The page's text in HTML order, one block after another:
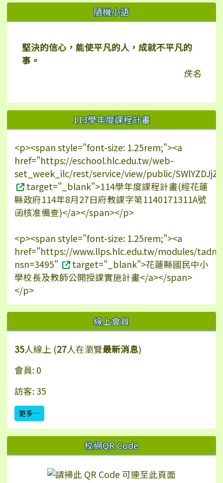
右邊區域內容 隨機小語
堅決的信心，能使平凡的人，成就不平凡的
事。
佚名
113學年度課程計畫
<p><span style="font-size: 1.25rem;"><a
href="https://eschool.hlc.edu.tw/web-
set_week_ilc/rest/service/view/public/
target="_blank">114學年度課程計畫(經花蓮
縣政府114年8月27日府教課字第1140171311A號
函核准備查)</a></span></p>
<p><span style="font-size: 1.25rem;"><a
href="https://www.llps.hlc.edu.tw/modules/
nsn=3495"
target="_blank">花蓮縣國民中小
學校長及教師公開授課實施計畫</a></span>
</p>
線上會員
35人線上 (27人在瀏覽最新消息)
會員: 0
訪客: 35
更多…
校網QR Code